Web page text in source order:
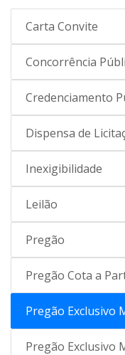
Carta Convite
Concorrência
Credenciamento
Dispensa de
Inexigibilidade
Leilão
Pregão
Pregão Cota a
Pregão Exclusivo
Pregão Exclusivo